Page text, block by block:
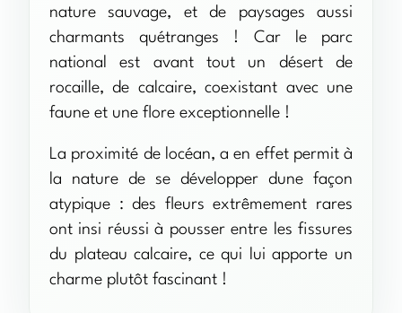
nature sauvage, et de paysages aussi
charmants quétranges ! Car le parc
national est avant tout un désert de
rocaille, de calcaire, coexistant avec une
faune et une flore exceptionnelle !
La proximité de locéan, a en effet permit à
la nature de se développer dune façon
atypique : des fleurs extrêmement rares
ont insi réussi à pousser entre les fissures
du plateau calcaire, ce qui lui apporte un
charme plutôt fascinant !